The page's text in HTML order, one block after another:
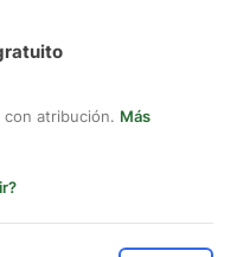
con atribución. Más